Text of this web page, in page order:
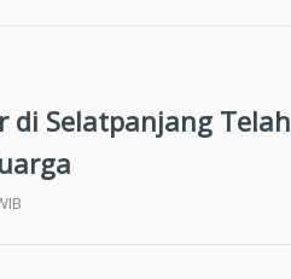
di Selatpanjang Telah